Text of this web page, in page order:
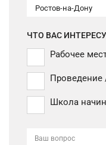
ЧТО ВАС
Рабочее
Проведение
Школа
Ваш вопрос